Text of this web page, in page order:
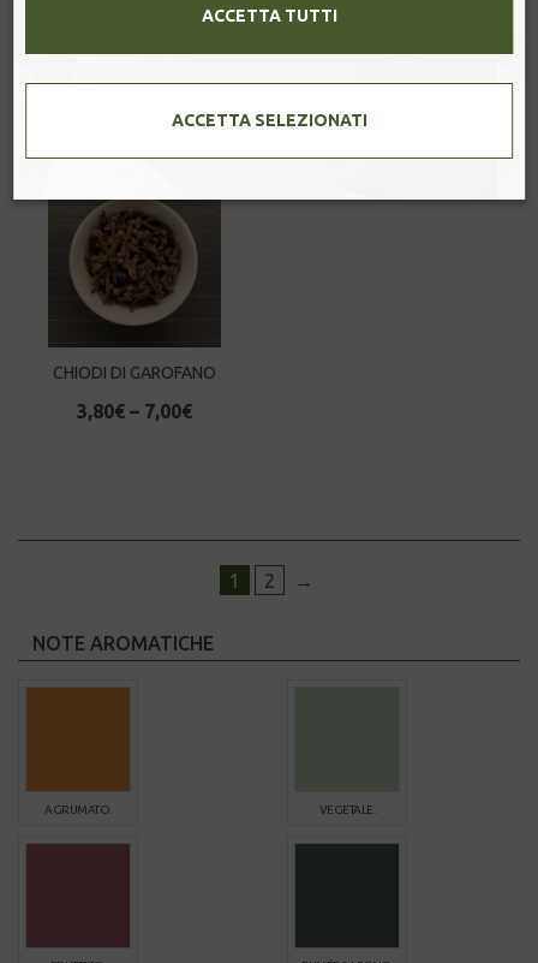
NOTE AROMATICHE
AGRUMATO. VEGETALE.
2,50€–4,20€
CARDAMOMO VERDE
3,90€–13,50€
CHIODI DI GAROFANO
3,80€ – 7,00€
1 2 →
ACCETTA TUTTI
ACCETTA SELEZIONATI